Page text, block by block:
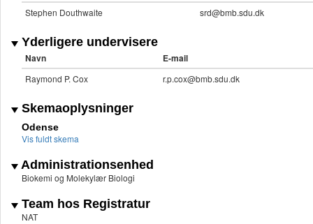
Stephen Douthwaite srd@bmb.sdu.dk
Yderligere undervisere
Navn E-mail
Raymond P. Cox r.p.cox@bmb.sdu.dk
Skemaoplysninger
Odense
Vis fuldt skema
Administrationsenhed
Biokemi og Molekylær Biologi
Team hos Registratur
NAT